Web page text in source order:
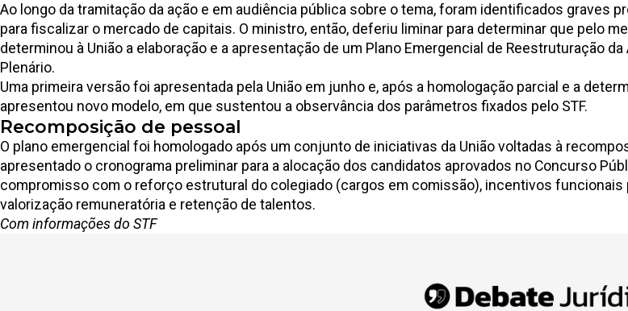
Ao longo da tramitação da ação e em audiência pública sobre o tema, foram identificados graves
para fiscalizar o mercado de capitais. O ministro, então, deferiu liminar para determinar que pelo
determinou à União a elaboração e a apresentação de um Plano Emergencial de Reestruturação
Plenário.
Uma primeira versão foi apresentada pela União em junho e, após a homologação parcial e a
apresentou novo modelo, em que sustentou a observância dos parâmetros fixados pelo STF.
Recomposição de pessoal
O plano emergencial foi homologado após um conjunto de iniciativas da União voltadas à
apresentado o cronograma preliminar para a alocação dos candidatos aprovados no Concurso
compromisso com o reforço estrutural do colegiado (cargos em comissão), incentivos funcionais
valorização remuneratória e retenção de talentos.
Com informações do STF